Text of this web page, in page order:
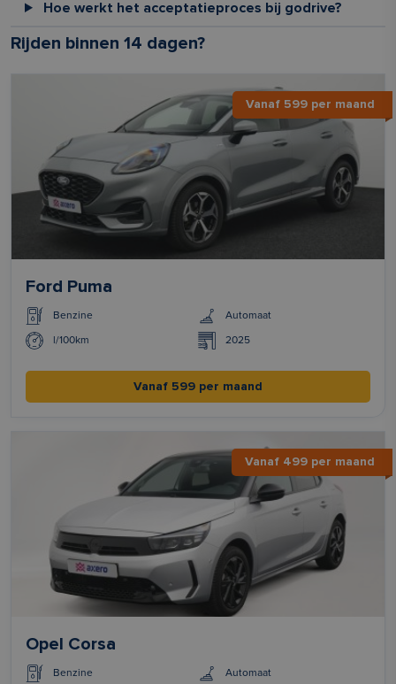
Hoe werkt het acceptatieproces bij godrive?
Rijden binnen 14 dagen?
Vanaf 599 per maand
Ford Puma
Benzine Automaat
l/100km 2025
Vanaf 599 per maand
Vanaf 499 per maand
Opel Corsa
Benzine Automaat